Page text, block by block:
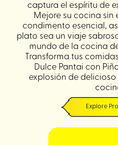
captura el espíritu de
Mejore su cocina sin
condimento esencial,
plato sea un viaje
mundo de la cocina
Transforma tus
Dulce Pantai con
explosión de
Explore